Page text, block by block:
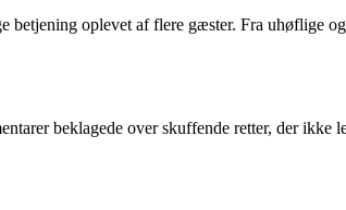
oplevet af flere gæster. Fra uhøflige
beklagede over skuffende retter, der